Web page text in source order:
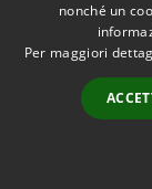
Problemi
Segnala
nonché un
Per maggiori